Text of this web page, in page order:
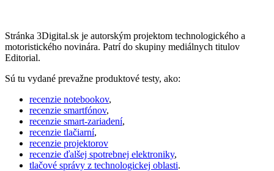
Stránka 3Digital.sk je autorským projektom technologického a
motoristického novinára. Patrí do skupiny mediálnych titulov
Editorial.
Sú tu vydané prevažne produktové testy, ako:
recenzie notebookov,
recenzie smartfónov,
recenzie smart-zariadení,
recenzie tlačiarní,
recenzie projektorov
recenzie ďalšej spotrebnej elektroniky,
tlačové správy z technologickej oblasti.